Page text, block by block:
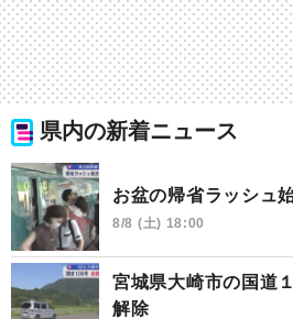
県内の新着ニュース
お盆の帰省ラッシュ
8/8 (土) 18:00
宮城県大崎市の国道
解除